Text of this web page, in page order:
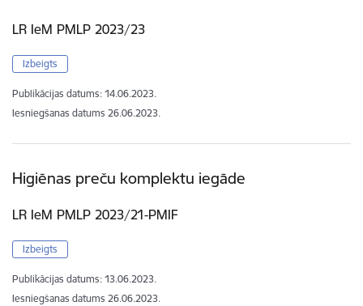
LR IeM PMLP 2023/23
Izbeigts
Publikācijas datums: 14.06.2023.
Iesniegšanas datums 26.06.2023.
Higiēnas preču komplektu iegāde
LR IeM PMLP 2023/21-PMIF
Izbeigts
Publikācijas datums: 13.06.2023.
Iesniegšanas datums 26.06.2023.